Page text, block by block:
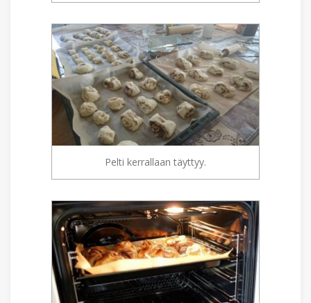
Pelti kerrallaan täyttyy.